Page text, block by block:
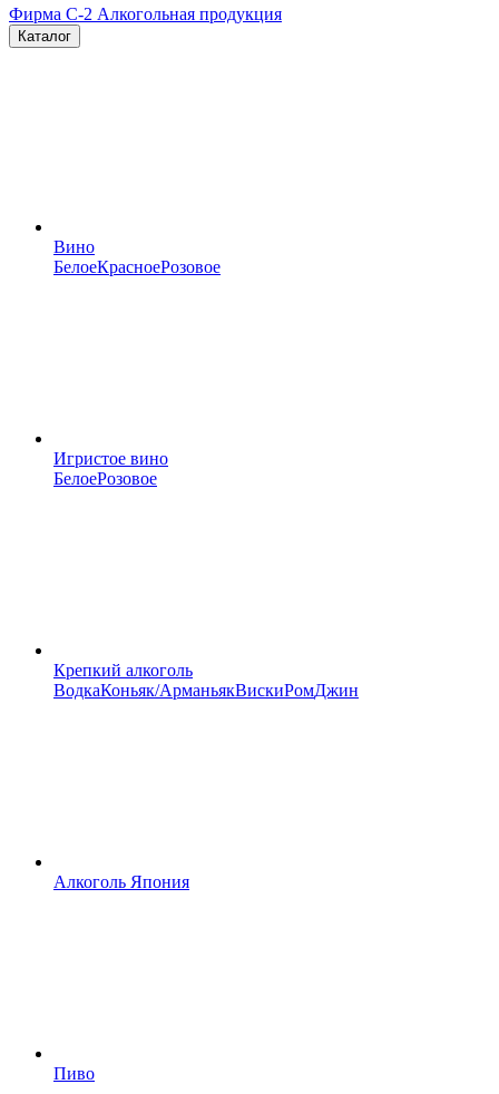
Фирма C-2 Алкогольная продукция
Каталог
Вино
БелоеКрасноеРозовое
Игристое вино
БелоеРозовое
Крепкий алкоголь
ВодкаКоньяк/АрманьякВискиРомДжин
Алкоголь Япония
Пиво